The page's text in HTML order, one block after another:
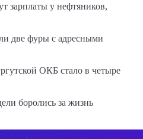
зарплаты у нефтяников,
две фуры с адресными
ОКБ стало в четыре
боролись за жизнь